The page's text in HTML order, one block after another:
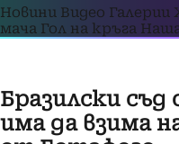
Новини Видео Галерии
мача Гол на кръга
Бразилски съд
има да взима